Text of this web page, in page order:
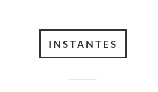
INSTANTES